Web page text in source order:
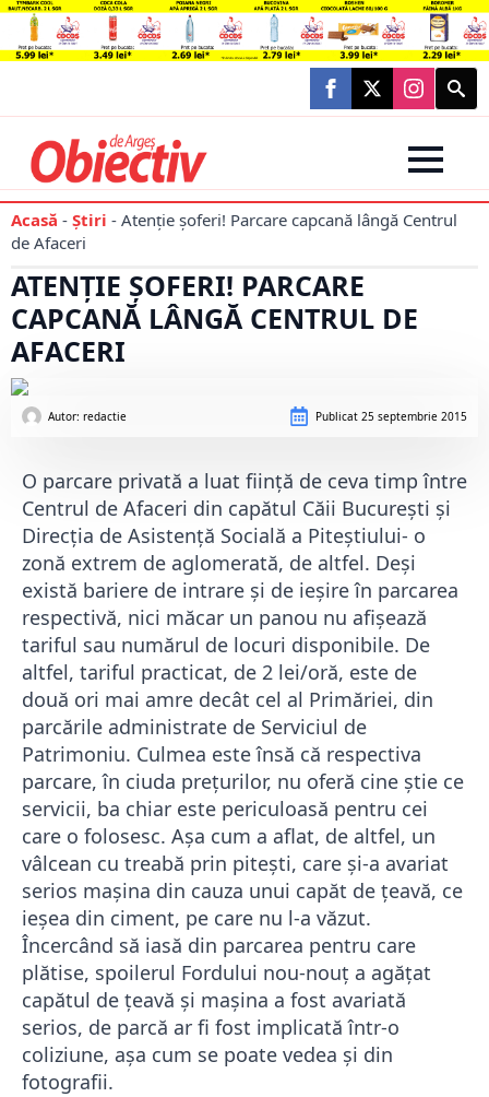
Search
for:
Acasă - Știri - Atenție șoferi! Parcare capcană lângă Centrul
de Afaceri
ATENȚIE ȘOFERI! PARCARE
CAPCANĂ LÂNGĂ CENTRUL DE
AFACERI
Autor: redactie Publicat 25 septembrie 2015
O parcare privată a luat ființă de ceva timp între
Centrul de Afaceri din capătul Căii București și
Direcția de Asistență Socială a Piteștiului- o
zonă extrem de aglomerată, de altfel. Deși
există bariere de intrare și de ieșire în parcarea
respectivă, nici măcar un panou nu afișează
tariful sau numărul de locuri disponibile. De
altfel, tariful practicat, de 2 lei/oră, este de
două ori mai amre decât cel al Primăriei, din
parcările administrate de Serviciul de
Patrimoniu. Culmea este însă că respectiva
parcare, în ciuda prețurilor, nu oferă cine știe ce
servicii, ba chiar este periculoasă pentru cei
care o folosesc. Așa cum a aflat, de altfel, un
vâlcean cu treabă prin pitești, care și-a avariat
serios mașina din cauza unui capăt de țeavă, ce
ieșea din ciment, pe care nu l-a văzut.
Încercând să iasă din parcarea pentru care
plătise, spoilerul Fordului nou-nouț a agățat
capătul de țeavă și mașina a fost avariată
serios, de parcă ar fi fost implicată într-o
coliziune, așa cum se poate vedea și din
fotografii.